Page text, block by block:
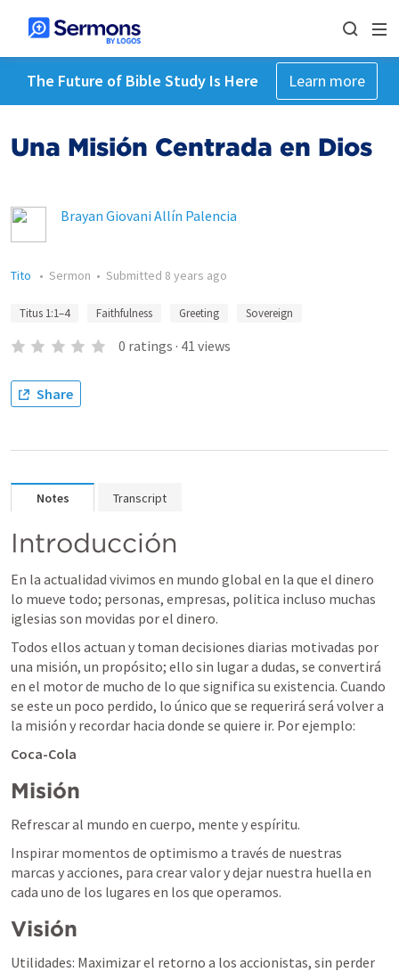
The Future of Bible Study Is Here Learn more
Una Misión Centrada en Dios
Brayan Giovani Allín Palencia
Tito • Sermon • Submitted 8 years ago
Titus 1:1–4 Faithfulness Greeting Sovereign
0 ratings · 41 views
Share
Notes Transcript
Introducción
En la actualidad vivimos en mundo global en la que el dinero
lo mueve todo; personas, empresas, politica incluso muchas
iglesias son movidas por el dinero.
Todos ellos actuan y toman decisiones diarias motivadas por
una misión, un propósito; ello sin lugar a dudas, se convertirá
en el motor de mucho de lo que significa su existencia. Cuando
se este un poco perdido, lo único que se requerirá será volver a
la misión y recordar hacia donde se quiere ir. Por ejemplo:
Coca-Cola
Misión
Refrescar al mundo en cuerpo, mente y espíritu.
Inspirar momentos de optimismo a través de nuestras
marcas y acciones, para crear valor y dejar nuestra huella en
cada uno de los lugares en los que operamos.
Visión
Utilidades: Maximizar el retorno a los accionistas, sin perder